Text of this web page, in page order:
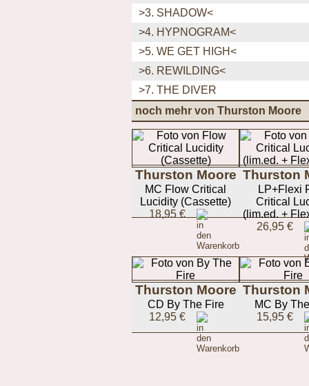
>3. SHADOW<
>4. HYPNOGRAM<
>5. WE GET HIGH<
>6. REWILDING<
>7. THE DIVER
noch mehr von Thurston Moore
Thurston Moore
MC Flow Critical
Lucidity (Cassette)
18,95 €
Thurston
LP+Flexi
Critical
(lim.ed. +
26,95 €
Thurston Moore
CD By The Fire
12,95 €
Thurston
MC By
15,95 €